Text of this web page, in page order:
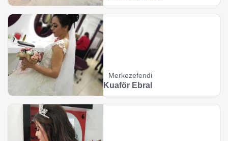
Merkezefendi
Kuaför Ebral